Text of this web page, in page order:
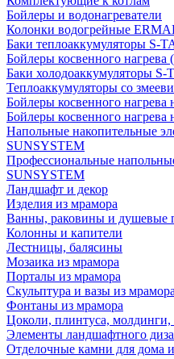
Бойлеры и водонагреватели
Колонки водогрейные
Баки теплоаккумуляторы S-
Бойлеры косвенного
Баки холодоаккумуляторы S-
Теплоаккумуляторы со
Бойлеры косвенного
Бойлеры косвенного
Напольные накопительные
SUNSYSTEM
Профессиональные
SUNSYSTEM
Ландшафт и декор
Изделия из мрамора
Ванны, раковины и душевые
Колонны и капители
Лестницы, балясины
Мозаика из мрамора
Порталы из мрамора
Скульптура и вазы из мрамора
Фонтаны из мрамора
Цоколи, плинтуса,
Элементы ландшафтного
Отделочные камни для дома